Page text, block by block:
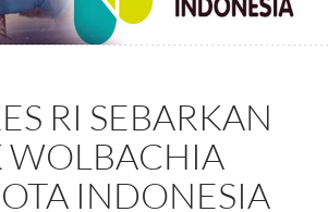
RI SEBARKAN
WOLBACHIA
INDONESIA